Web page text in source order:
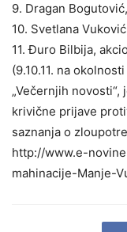
9. Dragan
10. Svetlana
11. Đuro Bilbija,
(9.10.11. na
„Večernjih
krivične prijave
saznanja o
http://www.e-
mahinacije-Manje-